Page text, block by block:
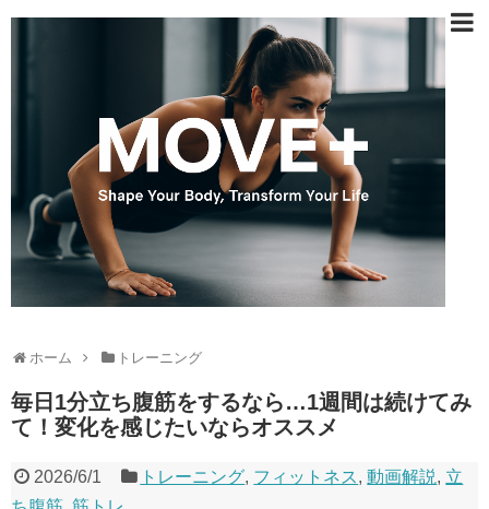
ホーム トレーニング
毎日1分立ち腹筋をするなら…1週間は続けてみ
て！変化を感じたいならオススメ
2026/6/1 トレーニング, フィットネス,動画解説, 立